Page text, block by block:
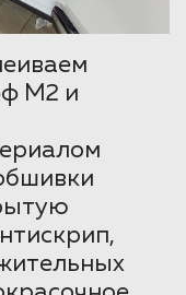
М2 и